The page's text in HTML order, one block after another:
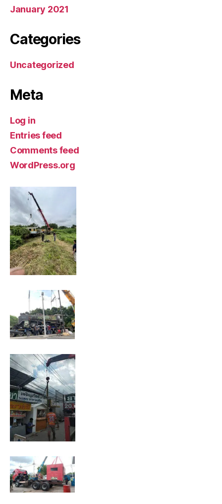
January 2021
Categories
Uncategorized
Meta
Log in
Entries feed
Comments feed
WordPress.org